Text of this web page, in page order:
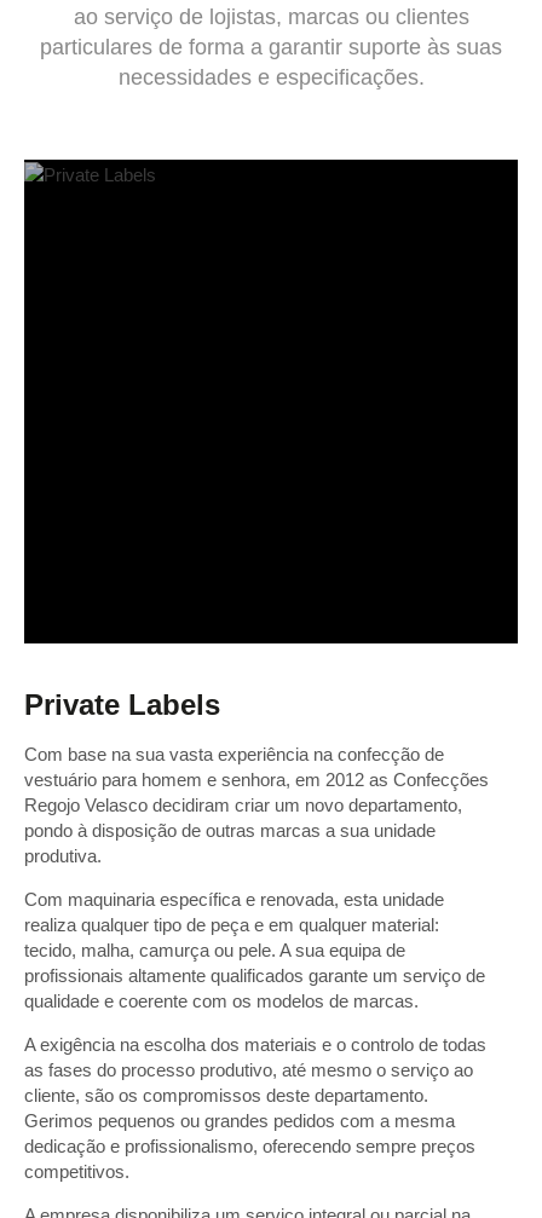
ao serviço de lojistas, marcas ou clientes
particulares de forma a garantir suporte às suas
necessidades e especificações.
Private Labels
Com base na sua vasta experiência na confecção de
vestuário para homem e senhora, em 2012 as Confecções
Regojo Velasco decidiram criar um novo departamento,
pondo à disposição de outras marcas a sua unidade
produtiva.
Com maquinaria específica e renovada, esta unidade
realiza qualquer tipo de peça e em qualquer material:
tecido, malha, camurça ou pele. A sua equipa de
profissionais altamente qualificados garante um serviço de
qualidade e coerente com os modelos de marcas.
A exigência na escolha dos materiais e o controlo de todas
as fases do processo produtivo, até mesmo o serviço ao
cliente, são os compromissos deste departamento.
Gerimos pequenos ou grandes pedidos com a mesma
dedicação e profissionalismo, oferecendo sempre preços
competitivos.